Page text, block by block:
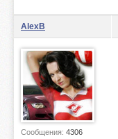
AlexB
Сообщения: 4306